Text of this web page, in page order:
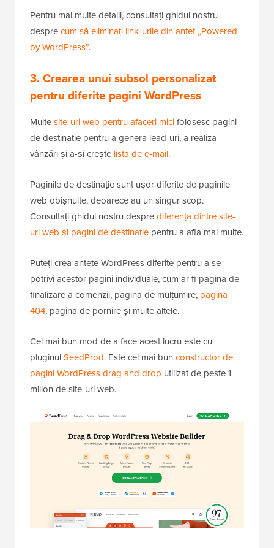
Pentru mai multe detalii, consultați ghidul nostru
desprecum să eliminați link-urile din antet „Powered
by WordPress”.
3. Crearea unui subsol personalizat
pentru diferite pagini WordPress
Multesite-uri web pentru afaceri micifolosesc pagini
de destinație pentru a genera lead-uri, a realiza
vânzări și a-și crește lista de e-mail.
Paginile de destinație sunt ușor diferite de paginile
web obișnuite, deoarece au un singur scop.
Consultați ghidul nostru desprediferența dintre site-
uri web și pagini de destinație pentru a afla mai multe.
Puteți crea antete WordPress diferite pentru a se
potrivi acestor pagini individuale, cum ar fi pagina de
finalizare a comenzii, pagina de mulțumire, pagina
404, pagina de pornire și multe altele.
Cel mai bun mod de a face acest lucru este cu
pluginulSeedProd. Este cel mai bun constructor de
pagini WordPress drag and drop utilizat de peste 1
milion de site-uri web.